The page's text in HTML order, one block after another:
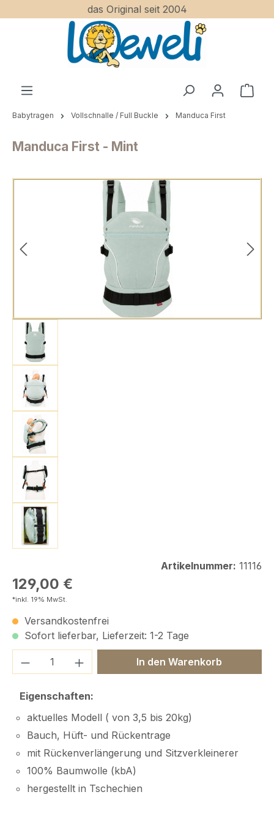
Zum Hauptinhalt springendas Original seit 2004
Babytragen Vollschnalle / Full Buckle Manduca First
Manduca First - Mint
Bildergalerie überspringen
Artikelnummer: 11116
Regulärer Preis:
129,00 €
*inkl. 19% MwSt.
Versandkostenfrei
Sofort lieferbar, Lieferzeit: 1-2 Tage
Produkt Anzahl: Gib denIn den Warenkorb
Eigenschaften:
aktuelles Modell ( von 3,5 bis 20kg)
Bauch, Hüft- und Rückentrage
mit Rückenverlängerung und Sitzverkleinerer
100% Baumwolle (kbA)
hergestellt in Tschechien